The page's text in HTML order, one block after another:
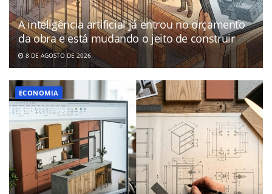
A inteligência artificial já entrou no orçamento
da obra e está mudando o jeito de construir
8 DE AGOSTO DE 2026
ECONOMIA